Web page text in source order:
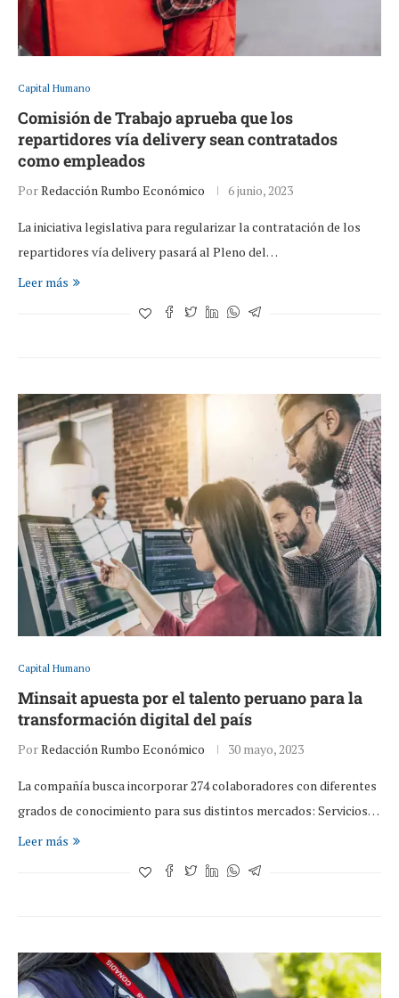
Capital Humano
Comisión de Trabajo aprueba que los
repartidores vía delivery sean contratados
como empleados
PorRedacción Rumbo Económico 6 junio, 2023
La iniciativa legislativa para regularizar la contratación de los
repartidores vía delivery pasará al Pleno del…
Leer más
Capital Humano
Minsait apuesta por el talento peruano para la
transformación digital del país
PorRedacción Rumbo Económico 30 mayo, 2023
La compañía busca incorporar 274 colaboradores con diferentes
grados de conocimiento para sus distintos mercados: Servicios…
Leer más